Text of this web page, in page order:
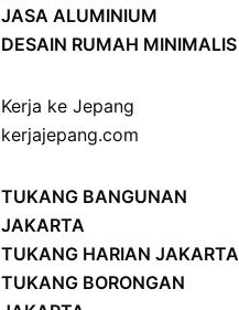
JASA ALUMINIUM
DESAIN RUMAH MINIMALIS
Kerja ke Jepang
kerjajepang.com
TUKANG BANGUNAN
JAKARTA
TUKANG HARIAN JAKARTA
TUKANG BORONGAN